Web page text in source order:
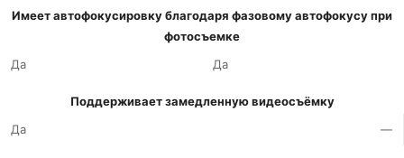
Имеет автофокусировку благодаря фазовому автофокусу при
фотосъемке
Да
Да
Поддерживает замедленную видеосъёмку
Да
—